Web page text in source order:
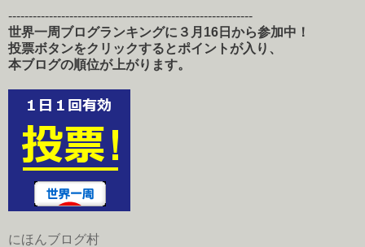
------------------------------------------------------------
世界一周ブログランキングに３月16日から参加中！
投票ボタンをクリックするとポイントが入り、
本ブログの順位が上がります。
にほんブログ村